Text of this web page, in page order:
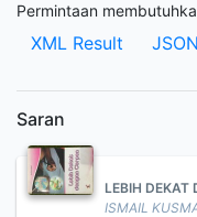
Permintaan
XML Result
Saran
LEBIH DEKAT
ISMAIL